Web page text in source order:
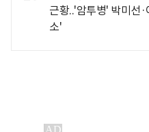
근황..'암투병' 박미선
소'